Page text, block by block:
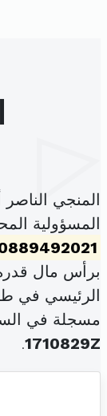
المنجي
المسؤولية
برأس مال
الرئيسي في
مسجلة في
1710829Z
.